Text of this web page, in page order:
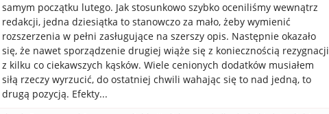
samym początku lutego. Jak stosunkowo szybko oceniliśmy wewnątrz
redakcji, jedna dziesiątka to stanowczo za mało, żeby wymienić
rozszerzenia w pełni zasługujące na szerszy opis. Następnie okazało
się, że nawet sporządzenie drugiej wiąże się z koniecznością rezygnacji
z kilku co ciekawszych kąsków. Wiele cenionych dodatków musiałem
siłą rzeczy wyrzucić, do ostatniej chwili wahając się to nad jedną, to
drugą pozycją. Efekty...